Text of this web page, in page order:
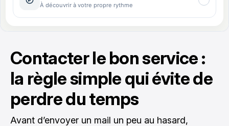
Contacter le bon service :
la règle simple qui évite de
perdre du temps
Avant d’envoyer un mail un peu au hasard,